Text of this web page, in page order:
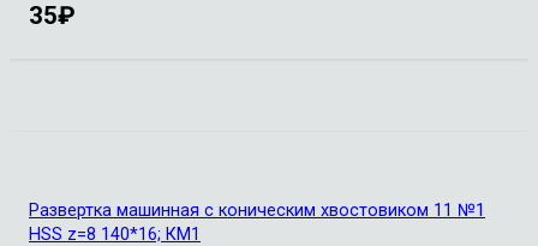
35₽
Развертка машинная с коническим хвостовиком 11 №1
HSS z=8 140*16; КМ1